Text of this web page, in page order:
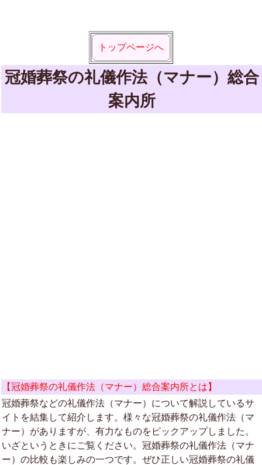
トップページへ
冠婚葬祭の礼儀作法（マナー）総合
案内所
【冠婚葬祭の礼儀作法（マナー）総合案内所とは】
冠婚葬祭などの礼儀作法（マナー）について解説しているサ
イトを結集して紹介します。様々な冠婚葬祭の礼儀作法（マ
ナー）がありますが、有力なものをピックアップしました。
いざというときにご覧ください。冠婚葬祭の礼儀作法（マナ
ー）の比較も楽しみの一つです。ぜひ正しい冠婚葬祭の礼儀